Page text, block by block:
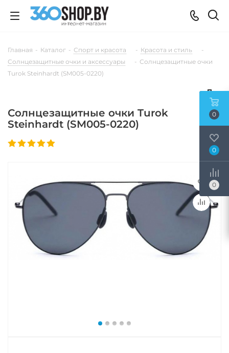
Главная - Каталог - Спорт и красота - Красота и стиль
-
Солнцезащитные очки и аксессуары
- Солнцезащитные очки
Turok Steinhardt (SM005-0220)
Солнцезащитные очки Turok
Steinhardt (SM005-0220)
0
0
0